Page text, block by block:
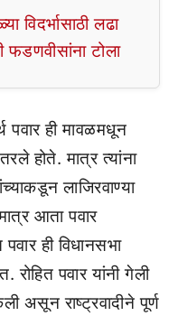
लढा
टोला
पवार ही मावळमधून
होते. मात्र त्यांना
लाजिरवाण्या
आता पवार
पवार ही विधानसभा
पवार यांनी गेली
असून राष्ट्रवादीने पूर्ण